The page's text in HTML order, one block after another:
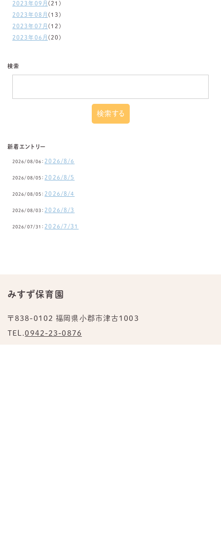
2023年09月 (21)
2023年08月 (13)
2023年07月 (12)
2023年06月 (20)
検索
新着エントリー
2026/08/06： 2026/8/6
2026/08/05： 2026/8/5
2026/08/05： 2026/8/4
2026/08/03： 2026/8/3
2026/07/31： 2026/7/31
みすず保育園
〒838-0102 福岡県小郡市津古1003
TEL.0942-23-0876